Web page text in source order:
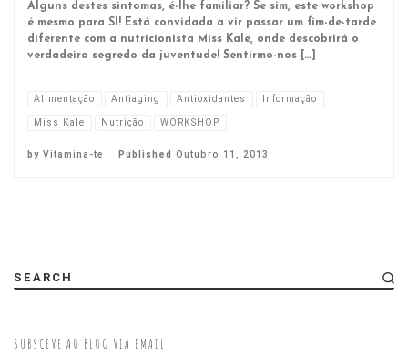
Alguns destes sintomas, é-lhe familiar? Se sim, este workshop
é mesmo para SI! Está convidada a vir passar um fim-de-tarde
diferente com a nutricionista Miss Kale, onde descobrirá o
verdadeiro segredo da juventude! Sentirmo-nos […]
Alimentação Antiaging Antioxidantes
Informação
Miss Kale
Nutrição WORKSHOP
by Vitamina-te Published Outubro 11, 2013
SEARCH
SUBSCEVE AO BLOG VIA EMAIL